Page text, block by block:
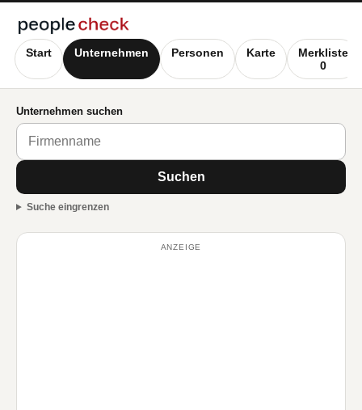
Start Unternehmen Personen Karte
Merkliste
0
Unternehmen suchen
Suchen
Suche eingrenzen
ANZEIGE